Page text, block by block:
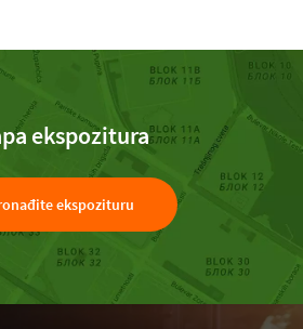
ekspozitura
ekspozituru